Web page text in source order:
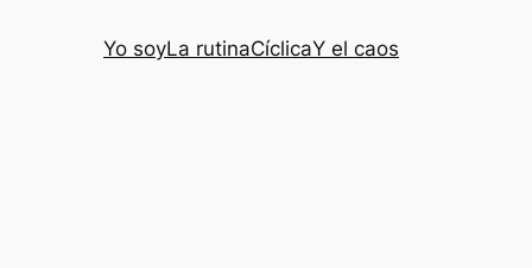
Yo soyLa rutinaCíclicaY el caos